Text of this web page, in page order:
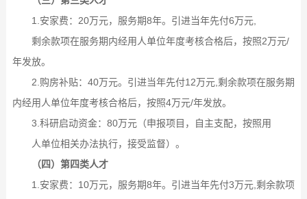
1.安家费：20万元，服务期8年。引进当年先付6万元,
剩余款项在服务期内经用人单位年度考核合格后，按照2万元/
年发放。
2.购房补贴：40万元。引进当年先付12万元,剩余款项在服务期
内经用人单位年度考核合格后，按照4万元/年发放。
3.科研启动资金：80万元（申报项目，自主支配，按照用
人单位相关办法执行，接受监督）。
（四）第四类人才
1.安家费：10万元，服务期8年。引进当年先付3万元,剩余款项